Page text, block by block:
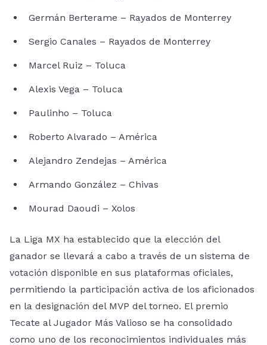
Germán Berterame – Rayados de Monterrey
Sergio Canales – Rayados de Monterrey
Marcel Ruiz – Toluca
Alexis Vega – Toluca
Paulinho – Toluca
Roberto Alvarado – América
Alejandro Zendejas – América
Armando González – Chivas
Mourad Daoudi – Xolos
La Liga MX ha establecido que la elección del
ganador se llevará a cabo a través de un sistema de
votación disponible en sus plataformas oficiales,
permitiendo la participación activa de los aficionados
en la designación del MVP del torneo. El premio
Tecate al Jugador Más Valioso se ha consolidado
como uno de los reconocimientos individuales más